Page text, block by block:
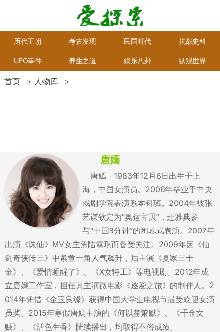
历代王朝 考古发现 民国时代 抗战史料
UFO事件 养生之道 娱乐八卦 纵观世界
首页 > 人物库 >
唐嫣
唐嫣，1983年12月6日出生于上
海，中国女演员。2006年毕业于中央
戏剧学院表演系本科班。2004年被张
艺谋钦定为“奥运宝贝”，赴雅典参
与“中国8分钟”的闭幕式表演。2007年
出演《诛仙》MV女主角陆雪琪而备受关注。2009年因《仙
剑奇侠传三》中紫萱一角人气飙升，后主演《夏家三千
金》、《爱情睡醒了》、《X女特工》等电视剧。2012年成
立唐嫣工作室，担任其主演微电影《逐爱之旅》的制作人。2
014年凭借《金玉良缘》获得中国大学生电视节最受欢迎女演
员奖。2015年寒假唐嫣主演的《何以笙箫默》、《千金女
贼》、《活色生香》陆续播出，均取得不俗成绩。